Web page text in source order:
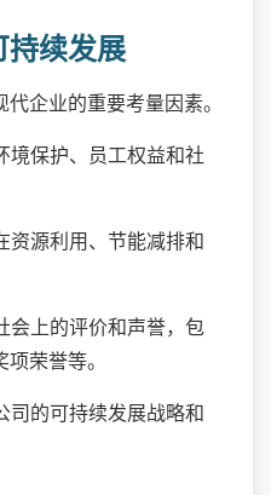
持续发展
企业的重要考量因素。
境保护、员工权益和社
资源利用、节能减排和
会上的评价和声誉，包
荣誉等。
司的可持续发展战略和